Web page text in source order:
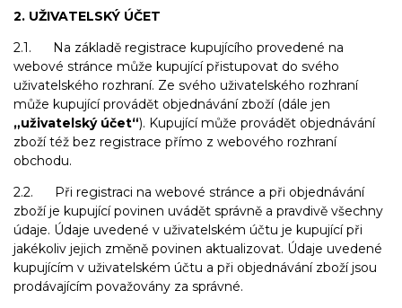
2. UŽIVATELSKÝ ÚČET
2.1. Na základě registrace kupujícího provedené na
webové stránce může kupující přistupovat do svého
uživatelského rozhraní. Ze svého uživatelského rozhraní
může kupující provádět objednávání zboží (dále jen
„uživatelský účet“). Kupující může provádět objednávání
zboží též bez registrace přímo z webového rozhraní
obchodu.
2.2. Při registraci na webové stránce a při objednávání
zboží je kupující povinen uvádět správně a pravdivě všechny
údaje. Údaje uvedené v uživatelském účtu je kupující při
jakékoliv jejich změně povinen aktualizovat. Údaje uvedené
kupujícím v uživatelském účtu a při objednávání zboží jsou
prodávajícím považovány za správné.